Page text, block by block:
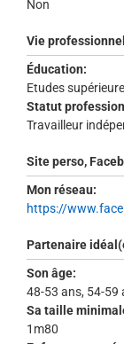
Non
Vie
Éducation:
Etudes
Statut
Travailleur
Site perso,
Mon réseau:
https://
Partenaire
Son âge:
48-53 ans, 54-59
Sa taille
1m80